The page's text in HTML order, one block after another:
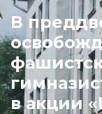
В
в акции